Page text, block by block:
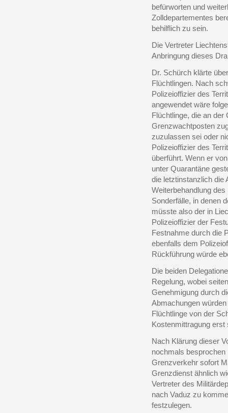
befürworten und
Zolldepartementes
behilflich zu sein.
Die Vertreter
Anbringung dieses
Dr. Schürch klärte
Flüchtlingen. Nach
Polizeioffizier des
angewendet wäre
Flüchtlinge, die an
Grenzwachtposten
zuzulassen sei oder
Polizeioffizier des
überführt. Wenn er
unter Quarantäne
die letztinstanzlich die
Weiterbehandlung
Sonderfälle, in denen
müsste also der in
Polizeioffizier der
Festnahme durch die
ebenfalls dem
Rückführung würde
Die beiden
Regelung, wobei
Genehmigung durch
Abmachungen
Flüchtlinge von der
Kostenmittragung
Nach Klärung dieser
nochmals
Grenzverkehr sofort
Grenzdienst ähnlich
Vertreter des
nach Vaduz zu
festzulegen.